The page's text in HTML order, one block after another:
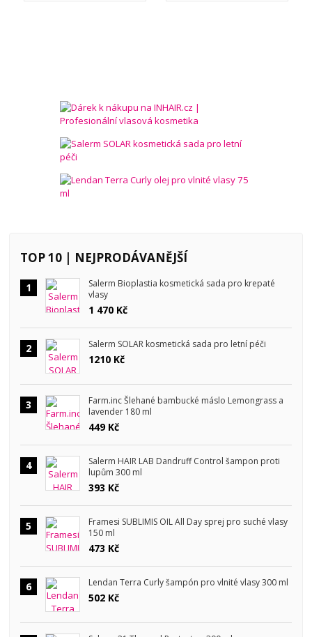
TOP 10 | NEJPRODÁVANĚJŠÍ
1
Salerm Bioplastia kosmetická sada pro krepaté
vlasy
1 470 Kč
2 Salerm SOLAR kosmetická sada pro letní péči
1210 Kč
3
Farm.inc Šlehané bambucké máslo Lemongrass a
lavender 180 ml
449 Kč
4
Salerm HAIR LAB Dandruff Control šampon proti
lupům 300 ml
393 Kč
5
Framesi SUBLIMIS OIL All Day sprej pro suché vlasy
150 ml
473 Kč
6 Lendan Terra Curly šampón pro vlnité vlasy 300 ml
502 Kč